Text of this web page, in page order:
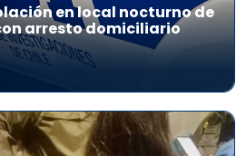
en local nocturno de
arresto domiciliario